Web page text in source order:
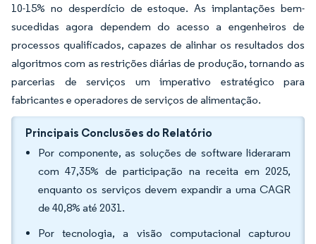
10-15% no desperdício de estoque. As implantações bem-
sucedidas agora dependem do acesso a engenheiros de
processos qualificados, capazes de alinhar os resultados dos
algoritmos com as restrições diárias de produção, tornando as
parcerias de serviços um imperativo estratégico para
fabricantes e operadores de serviços de alimentação.
Principais Conclusões do Relatório
Por componente, as soluções de software lideraram
com 47,35% de participação na receita em 2025,
enquanto os serviços devem expandir a uma CAGR
de 40,8% até 2031.
Por tecnologia, a visão computacional capturou